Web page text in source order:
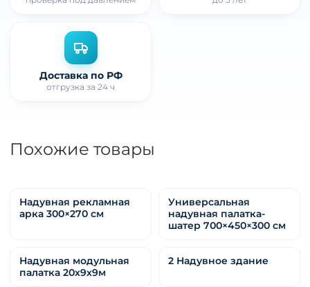
Доставка по РФ
отгрузка за 24 ч
Похожие товары
Надувная рекламная
арка 300×270 см
Универсальная
надувная палатка-
шатер 700×450×300 см
Надувная модульная
палатка 20х9х9м
2 Надувное здание